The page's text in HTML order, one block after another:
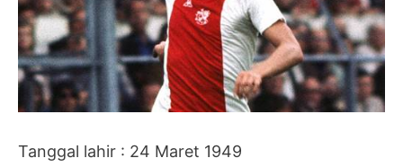
Tanggal lahir : 24 Maret 1949